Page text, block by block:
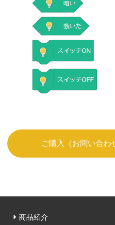
ご購入（お問い合わ
商品紹介